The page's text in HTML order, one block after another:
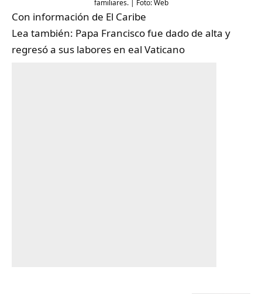
familiares. | Foto: Web
Con información de El Caribe
Lea también: Papa Francisco fue dado de alta y
regresó a sus labores en eal Vaticano